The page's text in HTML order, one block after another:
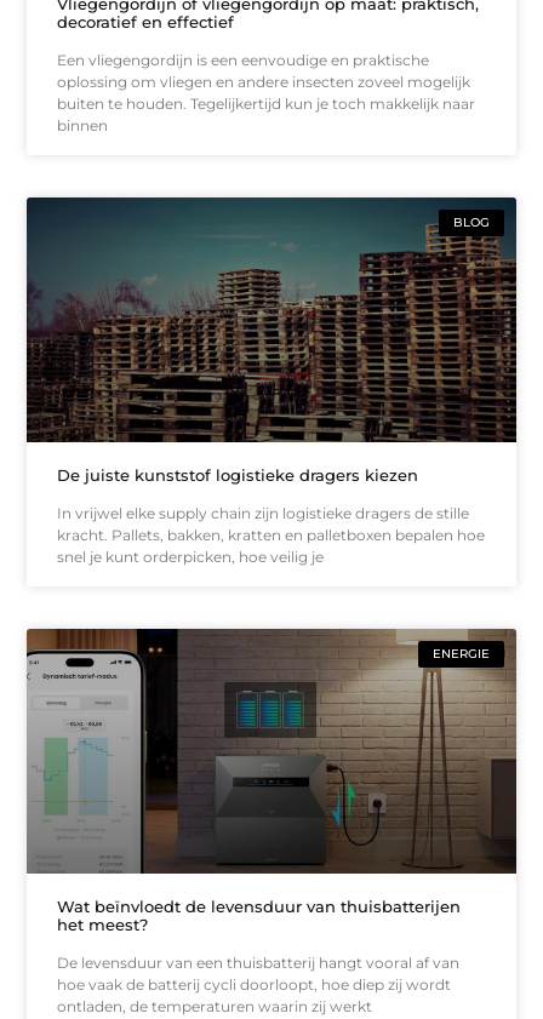
Vliegengordijn of vliegengordijn op maat: praktisch,
decoratief en effectief
Een vliegengordijn is een eenvoudige en praktische
oplossing om vliegen en andere insecten zoveel mogelijk
buiten te houden. Tegelijkertijd kun je toch makkelijk naar
binnen
BLOG
De juiste kunststof logistieke dragers kiezen
In vrijwel elke supply chain zijn logistieke dragers de stille
kracht. Pallets, bakken, kratten en palletboxen bepalen hoe
snel je kunt orderpicken, hoe veilig je
ENERGIE
Wat beïnvloedt de levensduur van thuisbatterijen
het meest?
De levensduur van een thuisbatterij hangt vooral af van
hoe vaak de batterij cycli doorloopt, hoe diep zij wordt
ontladen, de temperaturen waarin zij werkt